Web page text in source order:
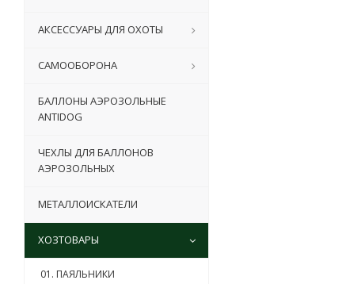
АКСЕССУАРЫ ДЛЯ ОХОТЫ
САМООБОРОНА
БАЛЛОНЫ АЭРОЗОЛЬНЫЕ
ANTIDOG
ЧЕХЛЫ ДЛЯ БАЛЛОНОВ
АЭРОЗОЛЬНЫХ
МЕТАЛЛОИСКАТЕЛИ
ХОЗТОВАРЫ
01. ПАЯЛЬНИКИ